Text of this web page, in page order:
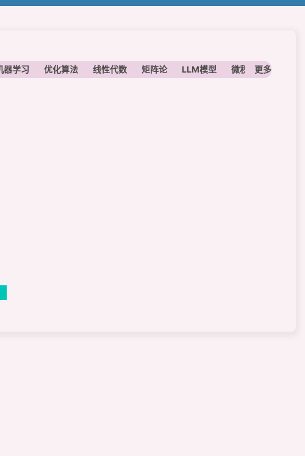
器学习 优化算法 线性代数 矩阵论 LLM模型 微积分更多